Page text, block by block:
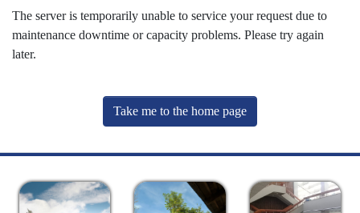
The server is temporarily unable to service your request due to
maintenance downtime or capacity problems. Please try again
later.
Take me to the home page